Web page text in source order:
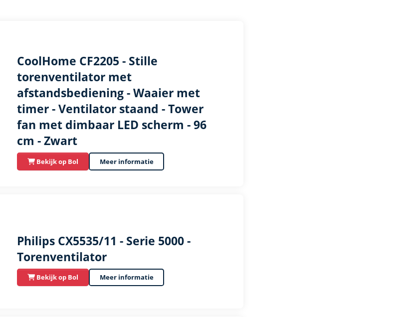
CoolHome CF2205 - Stille
torenventilator met
afstandsbediening - Waaier met
timer - Ventilator staand - Tower
fan met dimbaar LED scherm - 96
cm - Zwart
Bekijk op Bol Meer informatie
Philips CX5535/11 - Serie 5000 -
Torenventilator
Bekijk op Bol Meer informatie